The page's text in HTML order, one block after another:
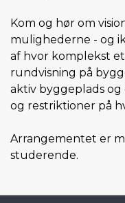
Kom og hør om
mulighederne - og
af hvor komplekst
rundvisning på
aktiv byggeplads
og restriktioner på
Arrangementet er
studerende.